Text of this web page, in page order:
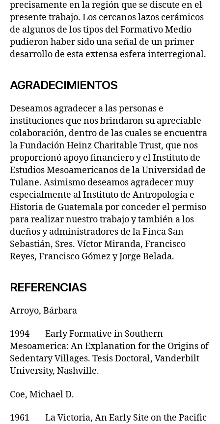
precisamente en la región que se discute en el
presente trabajo. Los cercanos lazos cerámicos
de algunos de los tipos del Formativo Medio
pudieron haber sido una señal de un primer
desarrollo de esta extensa esfera interregional.
AGRADECIMIENTOS
Deseamos agradecer a las personas e
instituciones que nos brindaron su apreciable
colaboración, dentro de las cuales se encuentra
la Fundación Heinz Charitable Trust, que nos
proporcionó apoyo financiero y el Instituto de
Estudios Mesoamericanos de la Universidad de
Tulane. Asimismo deseamos agradecer muy
especialmente al Instituto de Antropología e
Historia de Guatemala por conceder el permiso
para realizar nuestro trabajo y también a los
dueños y administradores de la Finca San
Sebastián, Sres. Víctor Miranda, Francisco
Reyes, Francisco Gómez y Jorge Belada.
REFERENCIAS
Arroyo, Bárbara
1994 Early Formative in Southern
Mesoamerica: An Explanation for the Origins of
Sedentary Villages. Tesis Doctoral, Vanderbilt
University, Nashville.
Coe, Michael D.
1961 La Victoria, An Early Site on the Pacific